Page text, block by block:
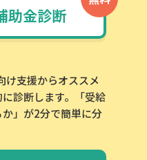
助金診断
支援からオススメ
診断します。「受給
」が2分で簡単に分